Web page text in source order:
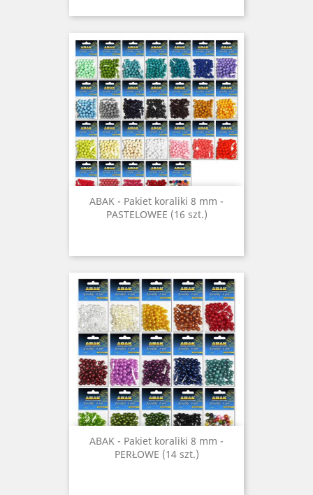
ABAK - Pakiet koraliki 8 mm -
PASTELOWEE (16 szt.)
ABAK - Pakiet koraliki 8 mm -
PERŁOWE (14 szt.)